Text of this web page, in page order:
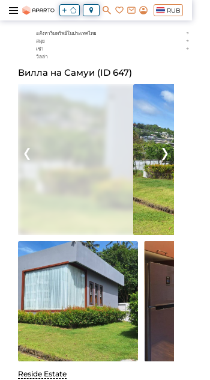
RUB
อสังหาริมทรัพย์ในประเทศไทย
สมุย
เช่า
วิลล่า
Вилла на Самуи (ID 647)
Reside Estate